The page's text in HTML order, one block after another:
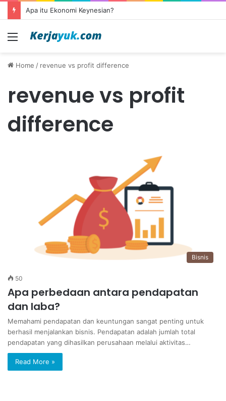
Apa itu Ekonomi Keynesian?
Menu
Home / revenue vs profit difference
revenue vs profit
difference
Bisnis
50
Apa perbedaan antara pendapatan
dan laba?
Memahami pendapatan dan keuntungan sangat penting untuk
berhasil menjalankan bisnis. Pendapatan adalah jumlah total
pendapatan yang dihasilkan perusahaan melalui aktivitas…
Read More »